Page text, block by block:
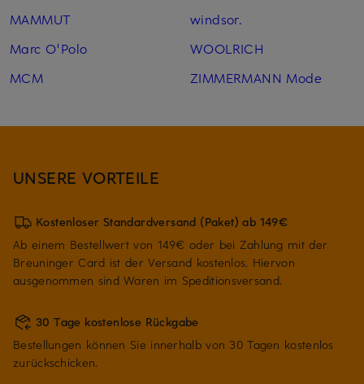
MAMMUT
Marc O'Polo
MCM
windsor.
WOOLRICH
ZIMMERMANN Mode
UNSERE VORTEILE
Kostenloser Standardversand (Paket) ab 149€
Ab einem Bestellwert von 149€ oder bei Zahlung mit der
Breuninger Card ist der Versand kostenlos. Hiervon
ausgenommen sind Waren im Speditionsversand.
30 Tage kostenlose Rückgabe
Bestellungen können Sie innerhalb von 30 Tagen kostenlos
zurückschicken.